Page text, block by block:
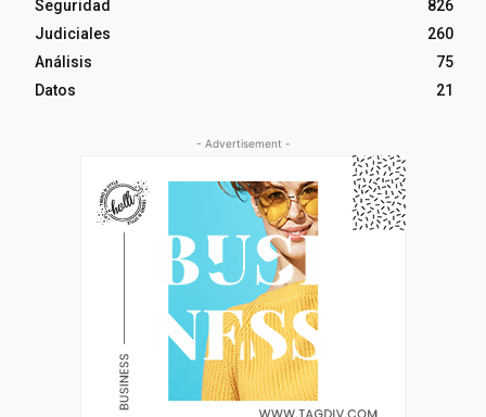
Seguridad
826
Judiciales
260
Análisis
75
Datos
21
- Advertisement -